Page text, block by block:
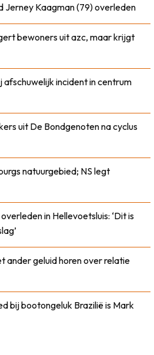
Jerney Kaagman (79) overleden
bewoners uit azc, maar krijgt
incident in centrum
uit De Bondgenoten na cyclus
natuurgebied; NS legt
in Hellevoetsluis: ‘Dit is
ander geluid horen over relatie
bij bootongeluk Brazilië is Mark